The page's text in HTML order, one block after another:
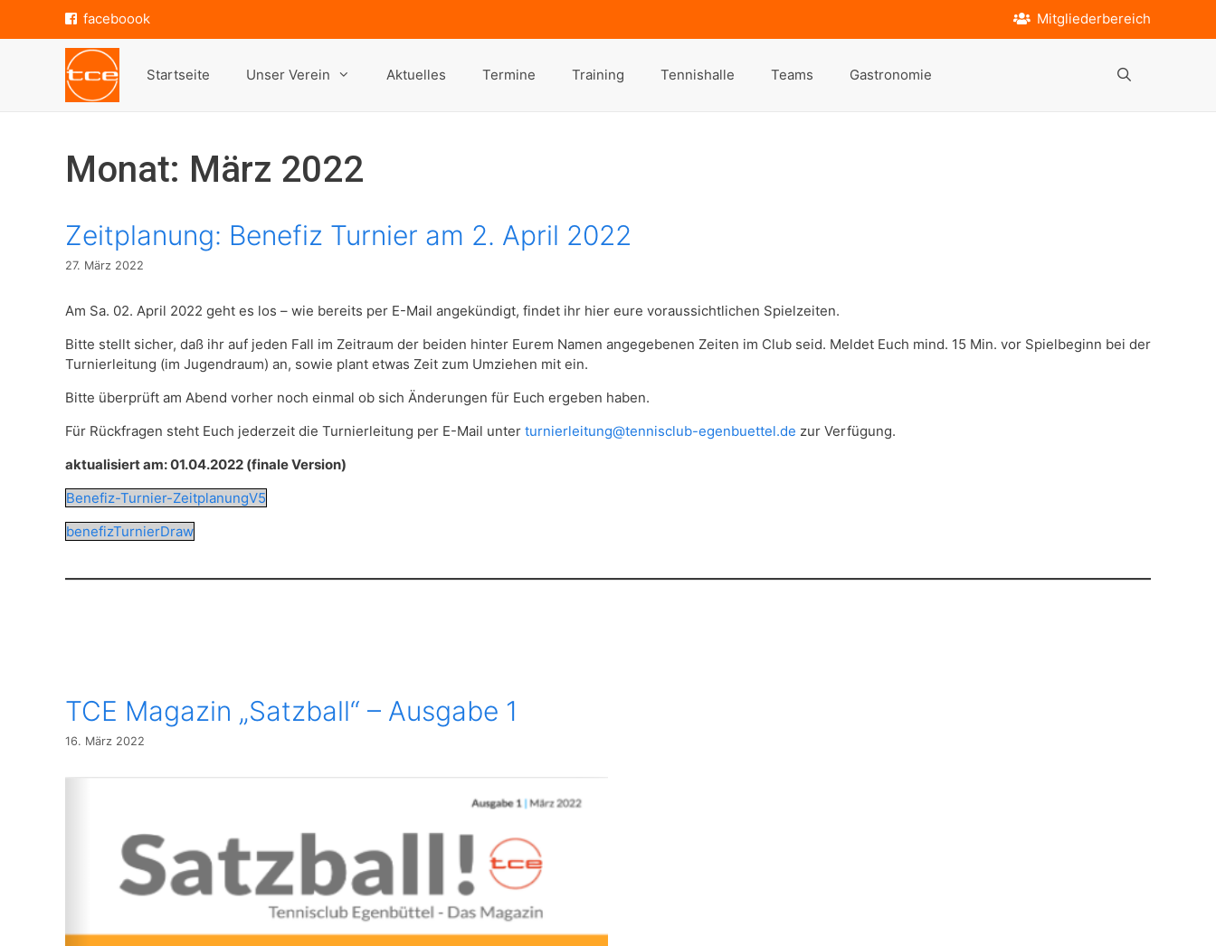
faceboook Mitgliederbereich
Startseite Unser Verein Aktuelles Termine Training Tennishalle Teams Gastronomie
Monat: März 2022
Zeitplanung: Benefiz Turnier am 2. April 2022
27. März 2022
Am Sa. 02. April 2022 geht es los – wie bereits per E-Mail angekündigt, findet ihr hier eure voraussichtlichen Spielzeiten.
Bitte stellt sicher, daß ihr auf jeden Fall im Zeitraum der beiden hinter Eurem Namen angegebenen Zeiten im Club seid. Meldet Euch mind. 15 Min. vor Spielbeginn bei der
Turnierleitung (im Jugendraum) an, sowie plant etwas Zeit zum Umziehen mit ein.
Bitte überprüft am Abend vorher noch einmal ob sich Änderungen für Euch ergeben haben.
Für Rückfragen steht Euch jederzeit die Turnierleitung per E-Mail unter turnierleitung@tennisclub-egenbuettel.de zur Verfügung.
aktualisiert am: 01.04.2022 (finale Version)
Benefiz-Turnier-ZeitplanungV5
benefizTurnierDraw
TCE Magazin „Satzball“ – Ausgabe 1
16. März 2022